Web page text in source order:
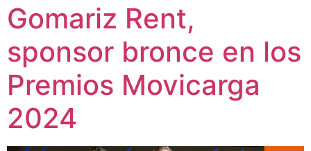
Gomariz Rent,
sponsor bronce en los
Premios Movicarga
2024